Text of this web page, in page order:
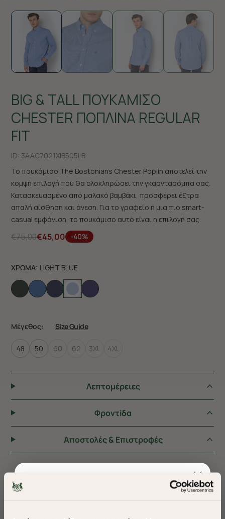
BIG & TALL ΠΟΥΚΑΜΙΣΟ
CHESTER ΠΟΠΛΙΝΑ REGULAR
FIT
ID: 3AAC7021X|B505LB
Το πουκάμισο The Bostonians Chester Poplin αποτελεί την
κομψή επιλογή που θα ολοκληρώσει την γκαρνταρόμπα σας.
Κατασκευασμένο από μαλακό βαμβάκι, προσφέρει έξτρα
απαλή αίσθηση και άνεση. Για το γραφείο ή μια πιο smart-
casual εμφάνιση, το πουκάμισο αυτό είναι η επιλογή σας.
€75,00€45,00 -40%
ΧΡΩΜΑ: LIGHT BLUE
Μέγεθος: Size Guide
48 50 60 62 3XL 4XL
Λεπτομέρειες
Φροντiδα
Αποστολές & Επιστροφές
ΠΡΟΤΕΙΝΟΥΜΕ ΓΙΑ ΕΣΑΣ